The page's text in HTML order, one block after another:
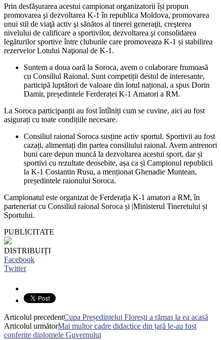
Prin desfășurarea acestui campionat organizatorii își propun
promovarea şi dezvoltarea K-1 în republica Moldova, promovarea
unui stil de viaţă activ şi sănătos al tinerei generaţii, creşterea
nivelului de calificare a sportivilor, dezvoltarea şi consolidarea
legăturilor sportive între cluburile care promoveaza K-1 și stabilirea
rezervelor Lotului Naţional de K-1.
Suntem a doua oară la Soroca, avem o colaborare frumoasă
cu Consiliul Raional. Sunt competiții destul de interesante,
participă luptători de valoare din lotul național, a spus Dorin
Damir, președintele Ferderaței K-1 Amatori a RM.
La Soroca participanții au fost întîlniți cum se cuvine, aici au fost
asigurați cu toate condițiile necesare.
Consiliul raional Soroca susține activ sportul. Sportivii au fost
cazați, alimentați din partea consiliului raional. Avem antrenori
buni care depun muncă la dezvoltarea acestui sport, dar și
sportivi cu rezultate deosebite, așa ca și Campionul republicii
la K-1 Costantin Rusu, a menționat Ghenadie Muntean,
președintele raionului Soroca.
Campionatul este organizat de Ferderația K-1 amatori a RM, în
parteneriat cu Consiliul raional Soroca și |Ministerul Tineretului și
Sportului.
PUBLICITATE
DISTRIBUIȚI
Facebook
Twitter
Articolul precedentCupa Președintelui Florești a rămas la ea acasă
Articolul următorMai multor cadre didactice din țară le-au fost
conferite diplomele Guvernului